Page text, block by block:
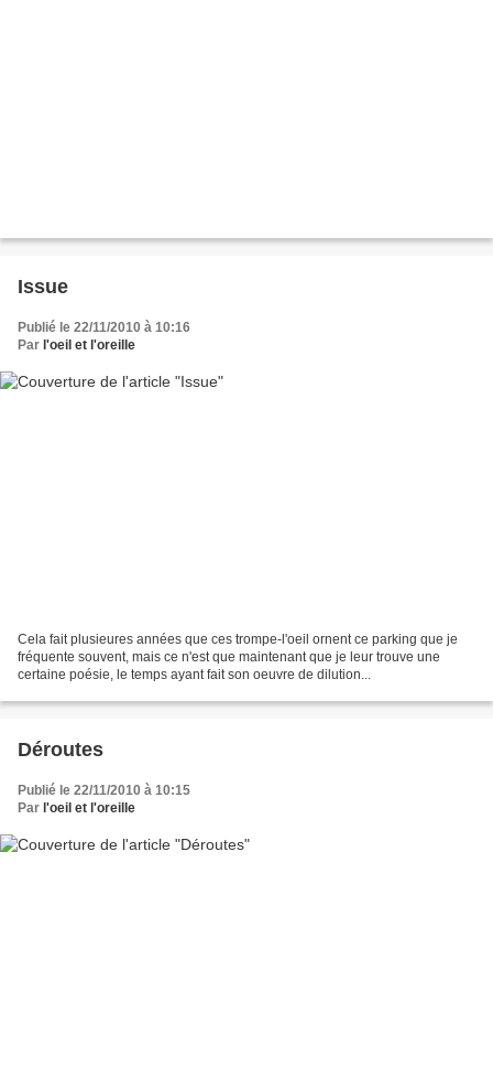
Issue
Publié le 22/11/2010 à 10:16
Par l'oeil et l'oreille
Cela fait plusieures années que ces trompe-l'oeil ornent ce parking que je
fréquente souvent, mais ce n'est que maintenant que je leur trouve une
certaine poésie, le temps ayant fait son oeuvre de dilution...
Déroutes
Publié le 22/11/2010 à 10:15
Par l'oeil et l'oreille